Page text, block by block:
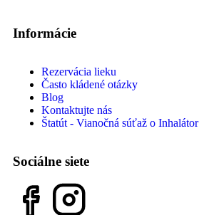
Informácie
Rezervácia lieku
Často kládené otázky
Blog
Kontaktujte nás
Štatút - Vianočná súťaž o Inhalátor
Sociálne siete